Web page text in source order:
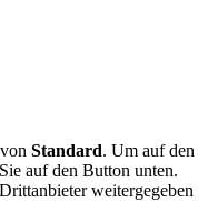
Standard. Um auf den
auf den Button unten.
weitergegeben